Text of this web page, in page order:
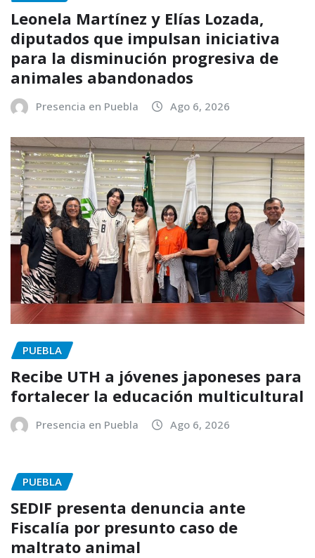
Leonela Martínez y Elías Lozada,
diputados que impulsan iniciativa
para la disminución progresiva de
animales abandonados
Presencia en Puebla Ago 6, 2026
PUEBLA
Recibe UTH a jóvenes japoneses para
fortalecer la educación multicultural
Presencia en Puebla Ago 6, 2026
PUEBLA
SEDIF presenta denuncia ante
Fiscalía por presunto caso de
maltrato animal